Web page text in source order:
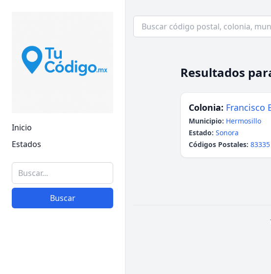
Inicio
Estados
Buscar
Resultados
Colonia: Francisco
Municipio: Hermosillo
Estado: Sonora
Códigos Postales: 83335